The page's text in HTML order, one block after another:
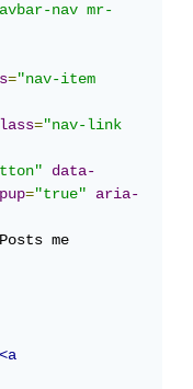
nav mr-
="nav-item
="nav-link
data-
="true"
aria-
<a